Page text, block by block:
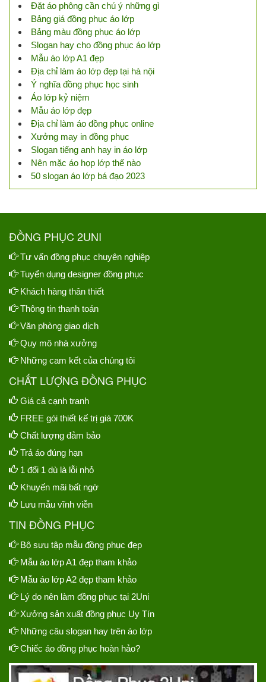
Đặt áo phông cần chú ý những gì
Bảng giá đồng phục áo lớp
Bảng màu đồng phục áo lớp
Slogan hay cho đồng phục áo lớp
Mẫu áo lớp A1 đẹp
Địa chỉ làm áo lớp đẹp tại hà nội
Ý nghĩa đồng phục học sinh
Áo lớp kỷ niệm
Mẫu áo lớp đẹp
Địa chỉ làm áo đồng phục online
Xưởng may in đồng phục
Slogan tiếng anh hay in áo lớp
Nên mặc áo họp lớp thế nào
50 slogan áo lớp bá đạo 2023
ĐỒNG PHỤC 2UNI
Tư vấn đồng phục chuyên nghiệp
Tuyển dụng designer đồng phục
Khách hàng thân thiết
Thông tin thanh toán
Văn phòng giao dịch
Quy mô nhà xưởng
Những cam kết của chúng tôi
CHẤT LƯỢNG ĐỒNG PHỤC
Giá cả cạnh tranh
FREE gói thiết kế trị giá 700K
Chất lượng đảm bảo
Trả áo đúng hạn
1 đổi 1 dù là lỗi nhỏ
Khuyến mãi bất ngờ
Lưu mẫu vĩnh viễn
TIN ĐỒNG PHỤC
Bộ sưu tập mẫu đồng phục đẹp
Mẫu áo lớp A1 đẹp tham khảo
Mẫu áo lớp A2 đẹp tham khảo
Lý do nên làm đồng phục tại 2Uni
Xưởng sản xuất đồng phục Uy Tín
Những câu slogan hay trên áo lớp
Chiếc áo đồng phục hoàn hảo?